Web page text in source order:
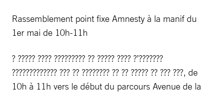
Rassemblement point fixe Amnesty à la manif du
1er mai de 10h-11h
? ????? ???? ????????? ?? ????? ???? ?’???????
????????????? ??? ?? ???????? ?? ?? ????? ?? ??? ???, de
10h à 11h vers le début du parcours Avenue de la